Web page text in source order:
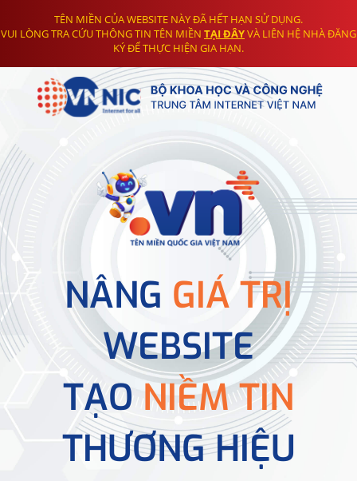
TÊN MIỀN CỦA WEBSITE NÀY ĐÃ HẾT HẠN SỬ DỤNG.
VUI LÒNG TRA CỨU THÔNG TIN TÊN MIỀN TẠI ĐÂYVÀ LIÊN HỆ NHÀ ĐĂNG
KÝ ĐỂ THỰC HIỆN GIA HẠN.
NÂNG GIÁ TRỊ
WEBSITE
TẠONIỀM TIN
THƯƠNG HIỆU